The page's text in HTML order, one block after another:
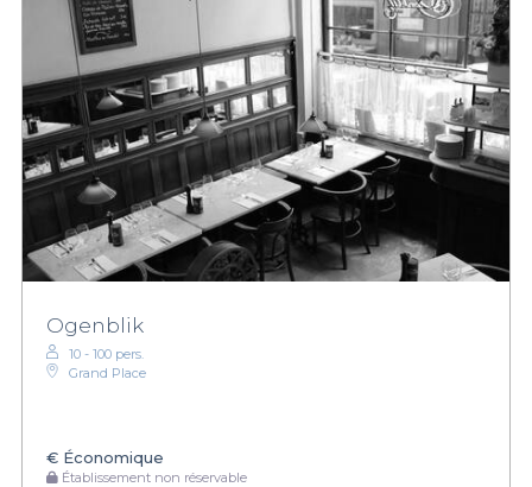
Ogenblik
10 - 100 pers.
Grand Place
€ Économique
Établissement non réservable